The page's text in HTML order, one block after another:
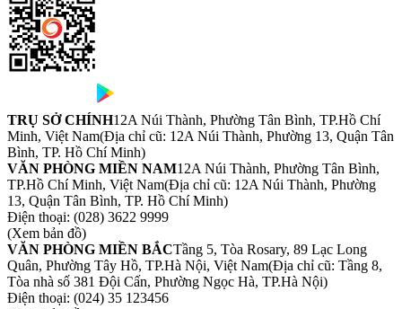
TRỤ SỞ CHÍNH12A Núi Thành, Phường Tân Bình, TP.Hồ Chí
Minh, Việt Nam(Địa chỉ cũ: 12A Núi Thành, Phường 13, Quận Tân
Bình, TP. Hồ Chí Minh)
VĂN PHÒNG MIỀN NAM12A Núi Thành, Phường Tân Bình,
TP.Hồ Chí Minh, Việt Nam(Địa chỉ cũ: 12A Núi Thành, Phường
13, Quận Tân Bình, TP. Hồ Chí Minh)
Điện thoại: (028) 3622 9999
(Xem bản đồ)
VĂN PHÒNG MIỀN BẮCTầng 5, Tòa Rosary, 89 Lạc Long
Quân, Phường Tây Hồ, TP.Hà Nội, Việt Nam(Địa chỉ cũ: Tầng 8,
Tòa nhà số 381 Đội Cấn, Phường Ngọc Hà, TP.Hà Nội)
Điện thoại: (024) 35 123456